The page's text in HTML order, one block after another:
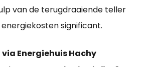
van de terugdraaiende teller
significant.
Energiehuis Hachy